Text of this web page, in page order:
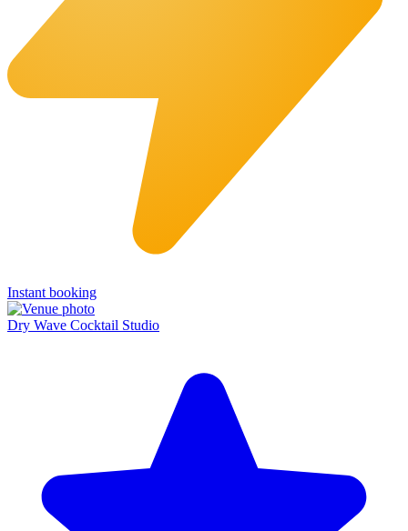
Instant booking
Dry Wave Cocktail Studio